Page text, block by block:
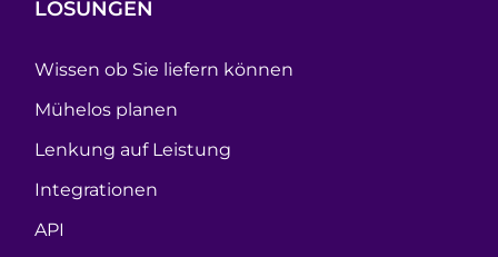
LÖSUNGEN
Wissen ob Sie liefern können
Mühelos planen
Lenkung auf Leistung
Integrationen
API